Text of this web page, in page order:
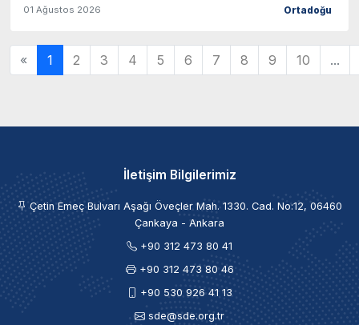
01 Ağustos 2026 Ortadoğu
« 1 2 3 4 5 6 7 8 9 10 ...
İletişim Bilgilerimiz
Çetin Emeç Bulvarı Aşağı Öveçler Mah. 1330. Cad. No:12, 06460
Çankaya - Ankara
+90 312 473 80 41
+90 312 473 80 46
+90 530 926 41 13
sde@sde.org.tr